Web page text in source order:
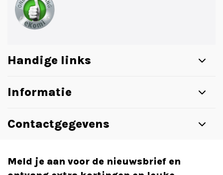
Handige links
Informatie
Contactgegevens
Meld je aan voor de nieuwsbrief en